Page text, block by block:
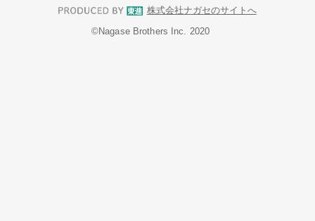
株式会社ナガセのサイトへ
©︎Nagase Brothers Inc. 2020